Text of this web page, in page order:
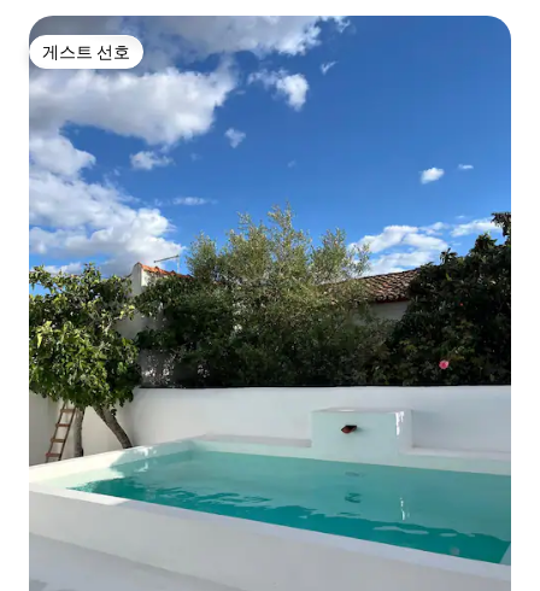
산하는 탁 트인 계곡에 포도원이 있습니다.
대부분의 포도는 판매되지만, 포르투갈에
서 Cem Reis 라벨과 네덜란드에서 Het
Tientje라는 이름으로 판매되는 고품질의
레드 와인을 생산하기 위해 최고 품질의 포
도를 판매합니다. 이 와인은 와인 마스터스
챌린지 (포르투갈), 문두스 비니 (Mundus
Vini), 챌린지 뒤 빈 (Challenge Du Vin) (프
랑스) 에서 은메달을 획득했습니다. 내년에
는 비요니에 포도로도 화이트 와인을 생산
할 예정입니다. 저희 와인과 일부 제품을 현
장에서 구입할 수 있습니다.
게스트 선호
게스트 선호